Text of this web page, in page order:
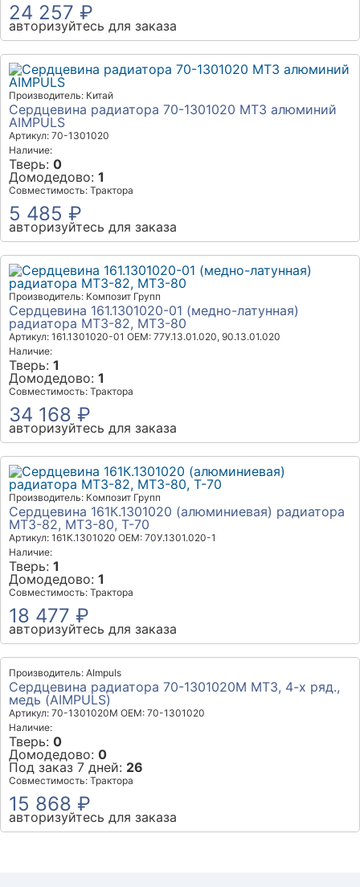
24 257 ₽
авторизуйтесь для заказа
Производитель: Китай
Сердцевина радиатора 70-1301020 МТЗ алюминий
AIMPULS
Артикул: 70-1301020
Наличие:
Тверь: 0
Домодедово: 1
Совместимость: Трактора
5 485 ₽
авторизуйтесь для заказа
Производитель: Композит Групп
Сердцевина 161.1301020-01 (медно-латунная)
радиатора МТЗ-82, МТЗ-80
Артикул: 161.1301020-01 OEM: 77У.13.01.020, 90.13.01.020
Наличие:
Тверь: 1
Домодедово: 1
Совместимость: Трактора
34 168 ₽
авторизуйтесь для заказа
Производитель: Композит Групп
Сердцевина 161К.1301020 (алюминиевая) радиатора
МТЗ-82, МТЗ-80, Т-70
Артикул: 161К.1301020 OEM: 70У.1301.020-1
Наличие:
Тверь: 1
Домодедово: 1
Совместимость: Трактора
18 477 ₽
авторизуйтесь для заказа
Производитель: AImpuls
Сердцевина радиатора 70-1301020М МТЗ, 4-х ряд.,
медь (AIMPULS)
Артикул: 70-1301020М OEM: 70-1301020
Наличие:
Тверь: 0
Домодедово: 0
Под заказ 7 дней: 26
Совместимость: Трактора
15 868 ₽
авторизуйтесь для заказа